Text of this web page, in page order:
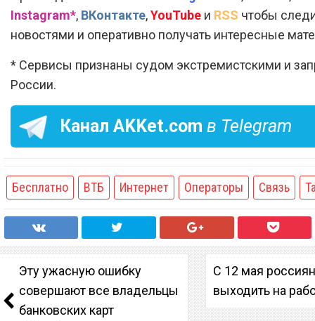
Instagram*, ВКонтакте,YouTube и RSS чтобы
новостями и оперативно получать интересные
* Сервисы признаны судом экстремистскими и
России.
Канал AKKet.com в Telegram
Бесплатно ВТБ Интернет Операторы Связь
Эту ужасную ошибку
совершают все владельцы
банковских карт
С 12 мая
выходить на